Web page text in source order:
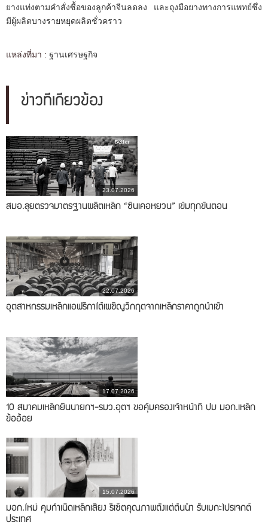
ยางแท่งตามคำสั่งซื้อของลูกค้าจีนลดลง และถุงมือยางทางการแพทย์ซึ่ง
มีผู้ผลิตบางรายหยุดผลิตชั่วคราว
แหล่งที่มา : ฐานเศรษฐกิจ
ข่าวที่เกี่ยวข้อง
23.07.2026
สมอ.ลุยตรวจมาตรฐานผลิตเหล็ก “ซินเคอหยวน” เข้มทุกขั้นตอน
22.07.2026
อุตสาหกรรมเหล็กแอฟริกาใต้เผชิญวิกฤตจากเหล็กราคาถูกนำเข้า
17.07.2026
10 สมาคมเหล็กยื่นนายกฯ-รมว.อุตฯ ขอคุ้มครองเจ้าหน้าที่ ปม มอก.เหล็ก
ข้ออ้อย
15.07.2026
มอก.ใหม่ คุมกำเนิดเหล็กเสี่ยง รีเซ็ตคุณภาพตั้งแต่ต้นน้ำ รับเมกะโปรเจกต์
ประเทศ